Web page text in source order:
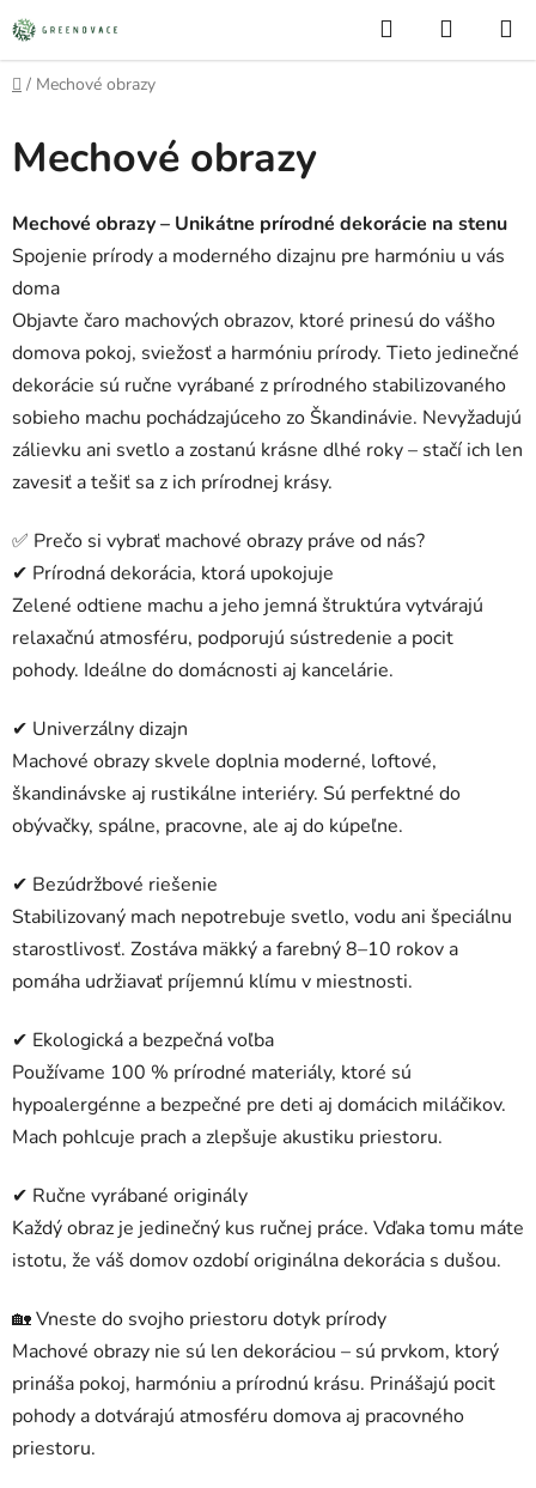
Prejsť
na
obsah
Hľadať
KOŠÍK
Domov
/ Mechové obrazy
Mechové obrazy
Mechové obrazy – Unikátne prírodné dekorácie na stenu
Spojenie prírody a moderného dizajnu pre harmóniu u vás
doma
Objavte čaro machových obrazov, ktoré prinesú do vášho
domova pokoj, sviežosť a harmóniu prírody. Tieto jedinečné
dekorácie sú ručne vyrábané z prírodného stabilizovaného
sobieho machu pochádzajúceho zo Škandinávie. Nevyžadujú
zálievku ani svetlo a zostanú krásne dlhé roky – stačí ich len
zavesiť a tešiť sa z ich prírodnej krásy.
✅ Prečo si vybrať machové obrazy práve od nás?
✔ Prírodná dekorácia, ktorá upokojuje
Zelené odtiene machu a jeho jemná štruktúra vytvárajú
relaxačnú atmosféru, podporujú sústredenie a pocit
pohody. Ideálne do domácnosti aj kancelárie.
✔ Univerzálny dizajn
Machové obrazy skvele doplnia moderné, loftové,
škandinávske aj rustikálne interiéry. Sú perfektné do
obývačky, spálne, pracovne, ale aj do kúpeľne.
✔ Bezúdržbové riešenie
Stabilizovaný mach nepotrebuje svetlo, vodu ani špeciálnu
starostlivosť. Zostáva mäkký a farebný 8–10 rokov a
pomáha udržiavať príjemnú klímu v miestnosti.
✔ Ekologická a bezpečná voľba
Používame 100 % prírodné materiály, ktoré sú
hypoalergénne a bezpečné pre deti aj domácich miláčikov.
Mach pohlcuje prach a zlepšuje akustiku priestoru.
✔ Ručne vyrábané originály
Každý obraz je jedinečný kus ručnej práce. Vďaka tomu máte
istotu, že váš domov ozdobí originálna dekorácia s dušou.
🏡 Vneste do svojho priestoru dotyk prírody
Machové obrazy nie sú len dekoráciou – sú prvkom, ktorý
prináša pokoj, harmóniu a prírodnú krásu. Prinášajú pocit
pohody a dotvárajú atmosféru domova aj pracovného
priestoru.